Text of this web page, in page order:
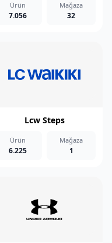
Ürün
7.056
Mağaza
32
Lcw Steps
Ürün
6.225
Mağaza
1